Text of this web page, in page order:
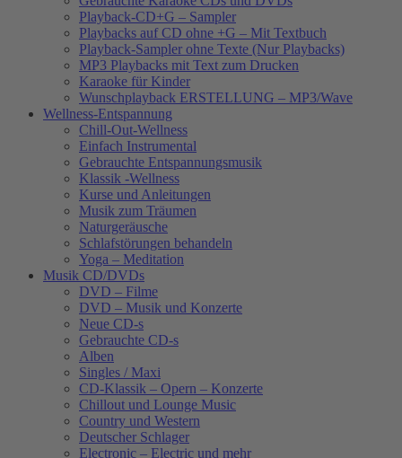
Playback-CD+G – Sampler
Playbacks auf CD ohne +G – Mit Textbuch
Playback-Sampler ohne Texte (Nur Playbacks)
MP3 Playbacks mit Text zum Drucken
Karaoke für Kinder
Wunschplayback ERSTELLUNG – MP3/Wave
Wellness-Entspannung
Chill-Out-Wellness
Einfach Instrumental
Gebrauchte Entspannungsmusik
Klassik -Wellness
Kurse und Anleitungen
Musik zum Träumen
Naturgeräusche
Schlafstörungen behandeln
Yoga – Meditation
Musik CD/DVDs
DVD – Filme
DVD – Musik und Konzerte
Neue CD-s
Gebrauchte CD-s
Alben
Singles / Maxi
CD-Klassik – Opern – Konzerte
Chillout und Lounge Music
Country und Western
Deutscher Schlager
Electronic – Electric und mehr